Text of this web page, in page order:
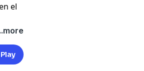
el
dejó
Play